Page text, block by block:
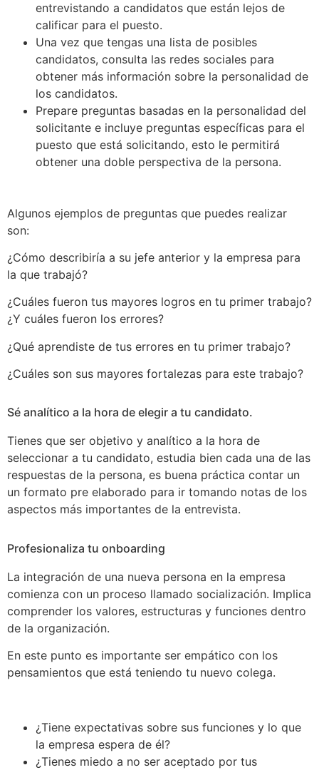
entrevistando a candidatos que están lejos de
calificar para el puesto.
Una vez que tengas una lista de posibles
candidatos, consulta las redes sociales para
obtener más información sobre la personalidad de
los candidatos.
Prepare preguntas basadas en la personalidad del
solicitante e incluye preguntas específicas para el
puesto que está solicitando, esto le permitirá
obtener una doble perspectiva de la persona.
Algunos ejemplos de preguntas que puedes realizar
son:
¿Cómo describiría a su jefe anterior y la empresa para
la que trabajó?
¿Cuáles fueron tus mayores logros en tu primer trabajo?
¿Y cuáles fueron los errores?
¿Qué aprendiste de tus errores en tu primer trabajo?
¿Cuáles son sus mayores fortalezas para este trabajo?
Sé analítico a la hora de elegir a tu candidato.
Tienes que ser objetivo y analítico a la hora de
seleccionar a tu candidato, estudia bien cada una de las
respuestas de la persona, es buena práctica contar un
un formato pre elaborado para ir tomando notas de los
aspectos más importantes de la entrevista.
Profesionaliza tu onboarding
La integración de una nueva persona en la empresa
comienza con un proceso llamado socialización. Implica
comprender los valores, estructuras y funciones dentro
de la organización.
En este punto es importante ser empático con los
pensamientos que está teniendo tu nuevo colega.
¿Tiene expectativas sobre sus funciones y lo que
la empresa espera de él?
¿Tienes miedo a no ser aceptado por tus